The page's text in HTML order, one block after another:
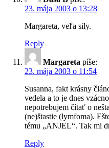
23. mája 2003 o 13:28
Margareta, veľa sily.
Reply
Margareta píše:
23. mája 2003 o 11:54
Susanna, fakt krásny
vedela a to je dnes
nepotrebujem čítať o
(ne)štastie (lymfoma).
tému „ANJEL“. Tak mi
Reply